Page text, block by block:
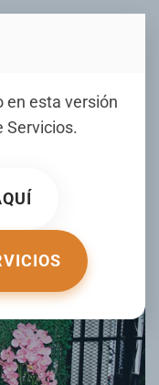
en esta versión
Servicios.
del
2025